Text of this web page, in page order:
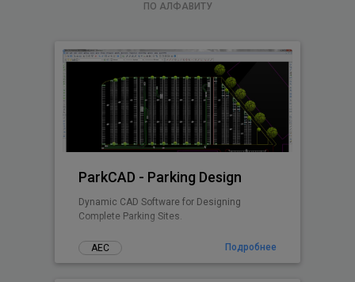
ПО АЛФАВИТУ
ParkCAD - Parking Design
Dynamic CAD Software for Designing
Complete Parking Sites.
АЕС Подробнее